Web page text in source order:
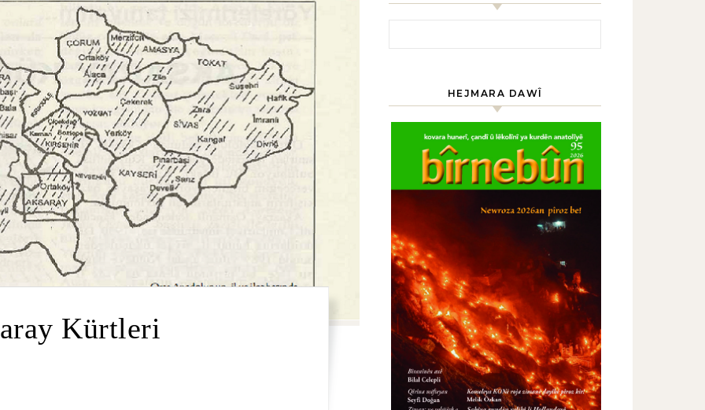
Kürtleri
HEJMARA DAWÎ